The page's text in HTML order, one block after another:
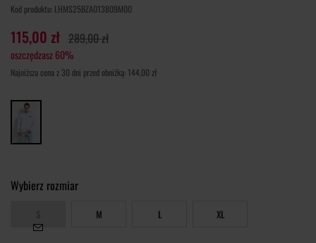
Kod produktu: LHMS25BZA013809M00
115,00 zł 289,00 zł
oszczędzasz 60%
Najniższa cena z 30 dni przed obniżką: 144,00 zł
Wybierz rozmiar
M L XL